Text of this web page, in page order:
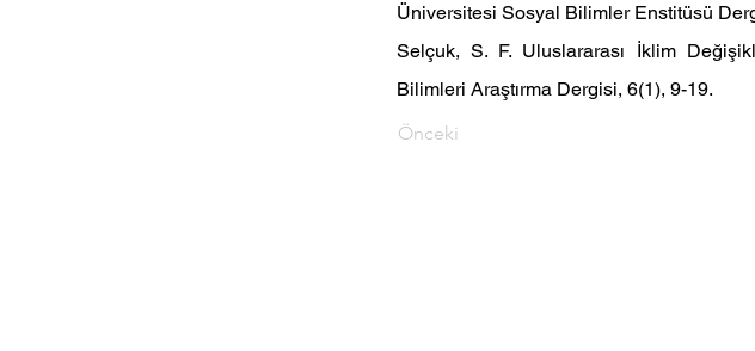
Üniversitesi Sosyal Bilimler Enstitüsü
Selçuk,  S.  F.  Uluslararası  İklim
Bilimleri Araştırma Dergisi, 6(1), 9-19.
Önceki